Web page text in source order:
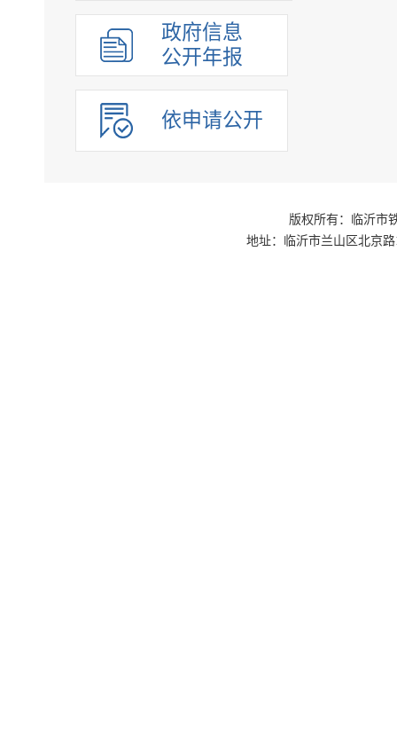
政府信息
公开年报
依申请公开
版权所有：临沂市
地址：临沂市兰山区北京路